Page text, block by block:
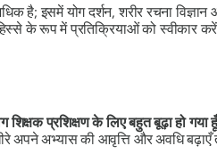
है; इसमें योग दर्शन, शरीर रचना
के रूप में प्रतिक्रियाओं को स्वीकार
शिक्षक प्रशिक्षण के लिए बहुत बूढ़ा हो गया हूँ
अपने अभ्यास की आवृत्ति और अवधि